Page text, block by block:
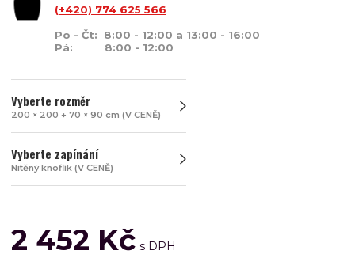
(+420) 774 625 566
Po - Čt: 8:00 - 12:00 a 13:00 - 16:00
Pá: 8:00 - 12:00
Vyberte rozměr
200 × 200 + 70 × 90 cm (V CENĚ)
Vyberte zapínání
Nitěný knoflík (V CENĚ)
2 452 Kč